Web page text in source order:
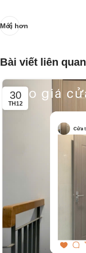
Mới hơn
Bài viết liên quan
30
TH12